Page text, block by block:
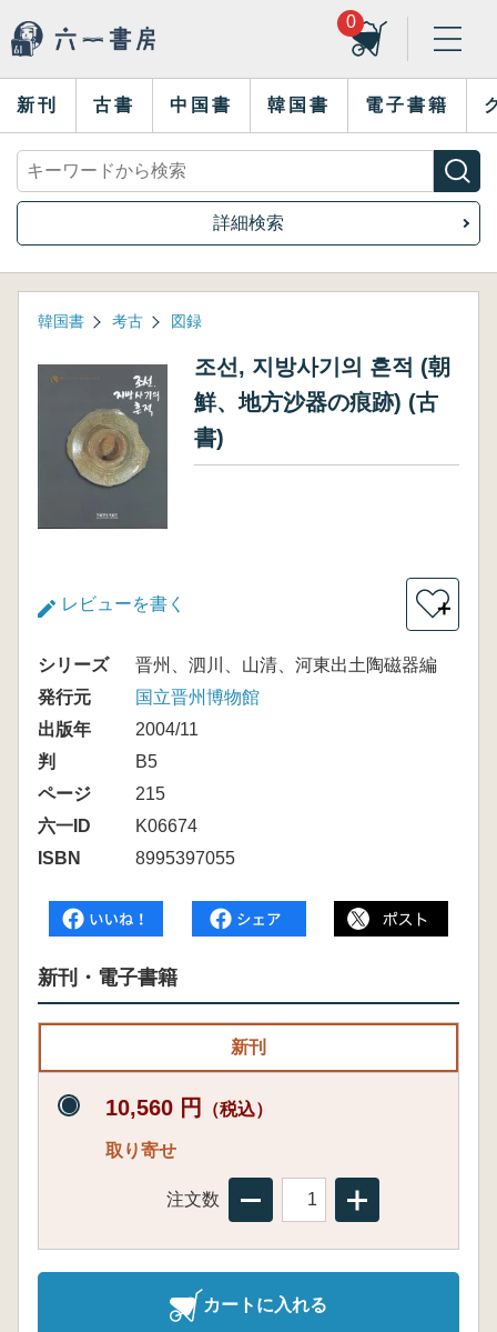
0
新刊 古書 中国書 韓国書 電子書籍
詳細検索
韓国書 考古 図録
조선, 지방사기의 흔적 (朝
鮮、地方沙器の痕跡) (古
書)
レビューを書く ＋
シリーズ
晋州、泗川、山清、河東出土陶磁器編
発行元
国立晋州博物館
出版年
2004/11
判
B5
ページ
215
六一ID
K06674
ISBN
8995397055
新刊・電子書籍
新刊
10,560 円 （税込）
取り寄せ
注文数
カートに入れる